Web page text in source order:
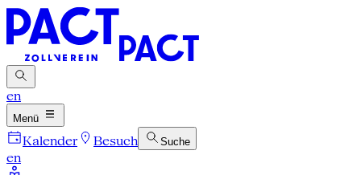
en
Menü
Kalender Besuch Suche
en